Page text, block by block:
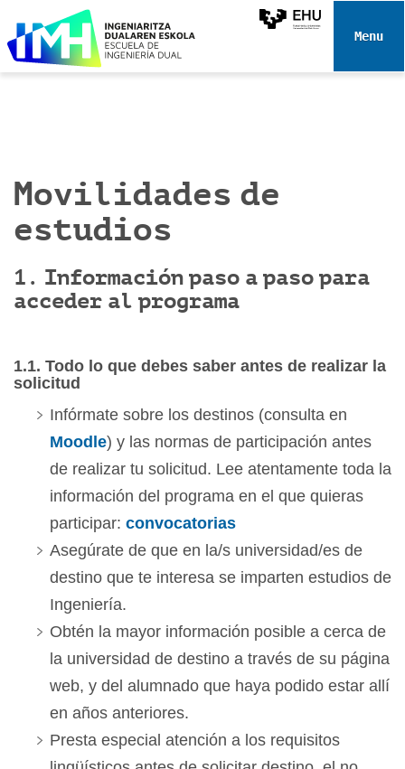
e
Toggle
Movilidades de
estudios
1. Información paso a paso para
acceder al programa
1.1. Todo lo que debes saber antes de realizar la
solicitud
Infórmate sobre los destinos (consulta en
Moodle) y las normas de participación antes
de realizar tu solicitud. Lee atentamente toda la
información del programa en el que quieras
participar: convocatorias
Asegúrate de que en la/s universidad/es de
destino que te interesa se imparten estudios de
Ingeniería.
Obtén la mayor información posible a cerca de
la universidad de destino a través de su página
web, y del alumnado que haya podido estar allí
en años anteriores.
Presta especial atención a los requisitos